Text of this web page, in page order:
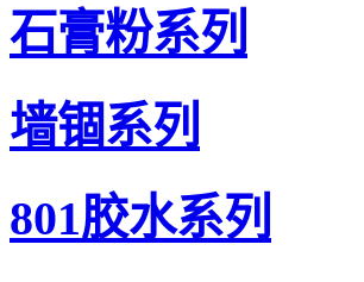
石膏粉系列
墙锢系列
801胶水系列